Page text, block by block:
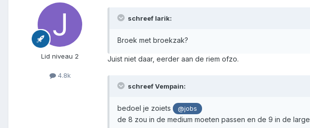
Lid niveau 2
4.8k
schreef larik:
Broek met broekzak?
Juist niet daar, eerder aan de riem ofzo.
schreef Vempain:
bedoel je zoiets @jobs
de 8 zou in de medium moeten passen en de 9 in de large